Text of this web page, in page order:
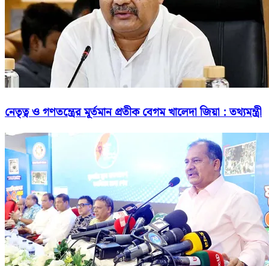
নেতৃত্ব ও গণতন্ত্রের মূর্তমান প্রতীক বেগম খালেদা জিয়া : তথ্যমন্ত্রী